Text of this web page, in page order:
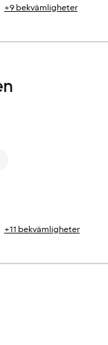
+9 bekvämligheter
+11 bekvämligheter